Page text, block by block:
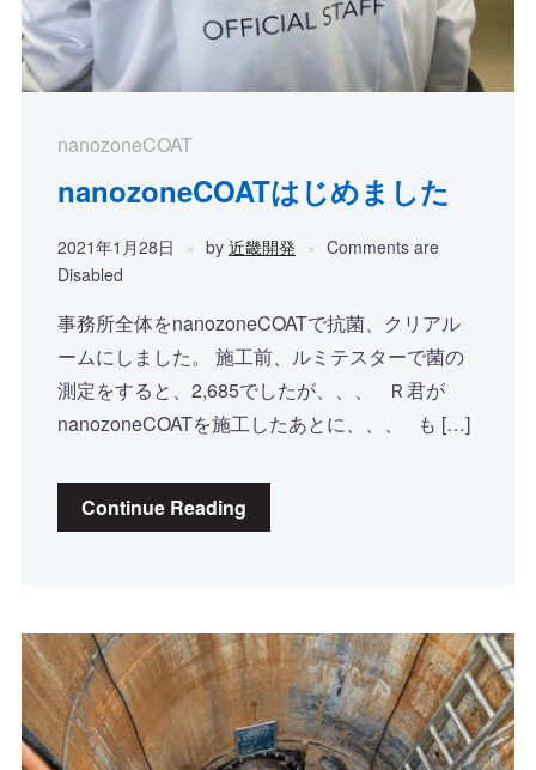
nanozoneCOAT
nanozoneCOATはじめました
2021年1月28日 by 近畿開発
Comments are
Disabled
事務所全体をnanozoneCOATで抗菌、クリアル
ームにしました。 施工前、ルミテスターで菌の
測定をすると、2,685でしたが、、、 Ｒ君が
nanozoneCOATを施工したあとに、、、 も […]
Continue Reading